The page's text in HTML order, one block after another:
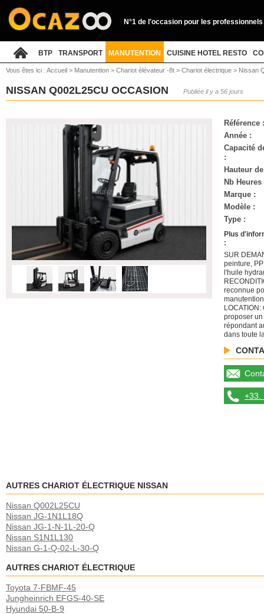
N°1 de l'occasion pour les professionnels
BTP TRANSPORT MANUTENTION CUISINE HOTEL RESTO
Vous êtes ici : Accueil > Manutention > Chariot élévateur -8t > Chariot électrique > Nissan
NISSAN Q002L25CU OCCASION Publiée il y a 56 jours
Référence :
Année :
Capacité
:
Hauteur
Nb Heures
Marque :
Modèle :
Type :
Plus
:
SUR
peinture,
l'huile
reconnue
proposer
répondant
dans toute
+33.
AUTRES CHARIOT ÉLECTRIQUE NISSAN
Nissan Q002L25CU
Nissan JG-1N1L18Q
Nissan JG-1-N-1L-20-Q
Nissan S1N1L130
Nissan G-1-Q-02-L-30-Q
AUTRES CHARIOT ÉLECTRIQUE
Toyota 7-FBMF-45
Jungheinrich EFGS-40-SE
Hyundai 50-B-9